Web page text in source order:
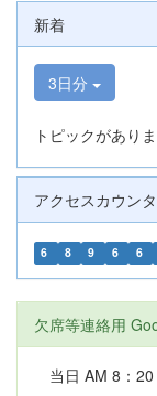
新着
3日分
トピックがありま
アクセスカウン
6 8 9 6 6
欠席等連絡用
当日 AM 8：20